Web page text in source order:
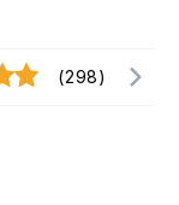
(298)